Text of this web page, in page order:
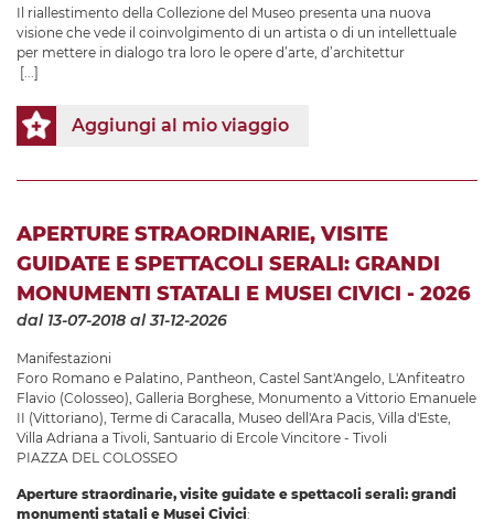
Il riallestimento della Collezione del Museo presenta una nuova
visione che vede il coinvolgimento di un artista o di un intellettuale
per mettere in dialogo tra loro le opere d’arte, d’architettur
[...]
Aggiungi al mio viaggio
APERTURE STRAORDINARIE, VISITE
GUIDATE E SPETTACOLI SERALI: GRANDI
MONUMENTI STATALI E MUSEI CIVICI - 2026
dal 13-07-2018 al 31-12-2026
Manifestazioni
Foro Romano e Palatino Pantheon Castel Sant'Angelo L'Anfiteatro
Flavio (Colosseo) Galleria Borghese Monumento a Vittorio Emanuele
II (Vittoriano) Terme di Caracalla Museo dell'Ara Pacis Villa d'Este
Villa Adriana a Tivoli Santuario di Ercole Vincitore - Tivoli
PIAZZA DEL COLOSSEO
Aperture straordinarie, visite guidate e spettacoli serali: grandi
monumenti statali e Musei Civici: